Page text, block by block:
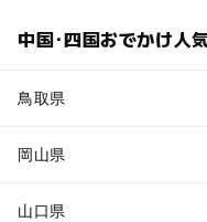
中国･四国おでかけ人
鳥取県
岡山県
山口県